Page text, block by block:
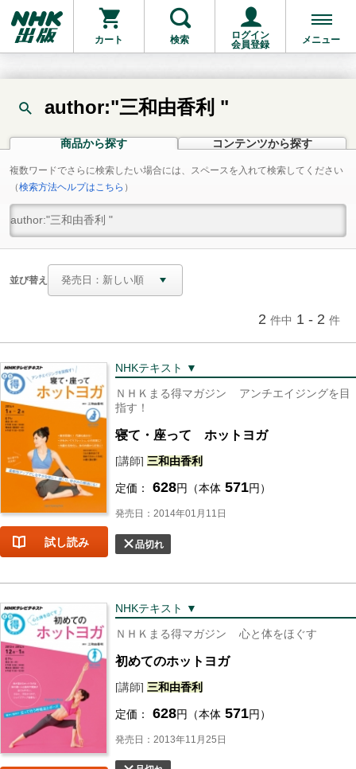
カート 検索
ログイン
会員登録
メニュー
author:"三和由香利 "
商品から探す コンテンツから探す
複数ワードでさらに検索したい場合には、スペースを入れて検索してください
（検索方法ヘルプはこちら ）
並び替え
2 件中 1 - 2 件
試し読み
NHKテキスト ▼
ＮＨＫまる得マガジン
アンチエイジングを目
指す！
寝て・座って ホットヨガ
[講師] 三和由香利
定価： 628円（本体 571円）
発売日：2014年01月11日
品切れ
NHKテキスト ▼
ＮＨＫまる得マガジン
心と体をほぐす
初めてのホットヨガ
[講師] 三和由香利
定価： 628円（本体 571円）
発売日：2013年11月25日